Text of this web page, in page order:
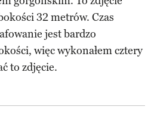
32 metrów. Czas
jest bardzo
więc wykonałem cztery
to zdjęcie.